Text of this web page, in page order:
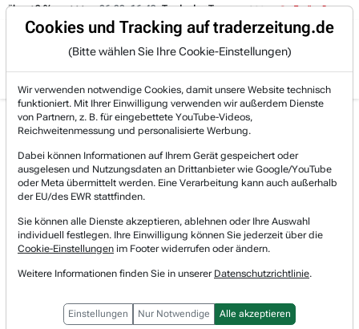
Trading-Room
06.08. 16:49 Trade des Tages 06.08. 16:44 Trade des Tages
Gratis Account Login
Aktie im Fokus
23.07.2026 um 09 Uhr
SERVICENOW
Cookies und Tracking auf traderzeitung.de
(Bitte wählen Sie Ihre Cookie-Einstellungen)
Wir verwenden notwendige Cookies, damit unsere Website technisch
funktioniert. Mit Ihrer Einwilligung verwenden wir außerdem Dienste
von Partnern, z. B. für eingebettete YouTube-Videos,
Reichweitenmessung und personalisierte Werbung.
Dabei können Informationen auf Ihrem Gerät gespeichert oder
ausgelesen und Nutzungsdaten an Drittanbieter wie Google/YouTube
oder Meta übermittelt werden. Eine Verarbeitung kann auch außerhalb
der EU/des EWR stattfinden.
Sie können alle Dienste akzeptieren, ablehnen oder Ihre Auswahl
individuell festlegen. Ihre Einwilligung können Sie jederzeit über die
Cookie-Einstellungen im Footer widerrufen oder ändern.
Weitere Informationen finden Sie in unserer Datenschutzrichtlinie.
Einstellungen Nur Notwendige Alle akzeptieren